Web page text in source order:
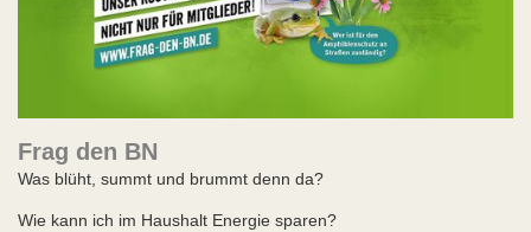
Frag den BN
Was blüht, summt und brummt denn da?
Wie kann ich im Haushalt Energie sparen?